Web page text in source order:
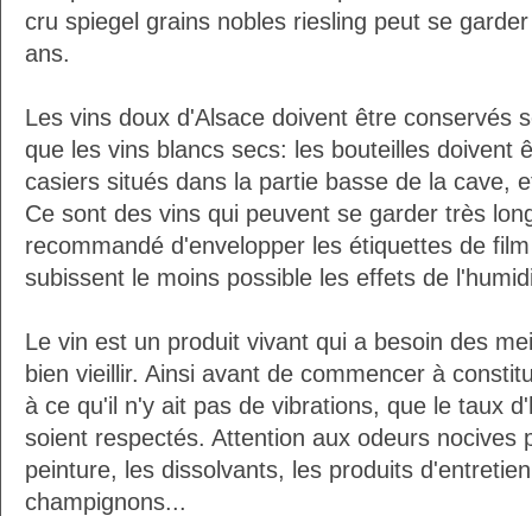
cru spiegel grains nobles riesling peut se
ans.
Les vins doux d'Alsace doivent être conservés
que les vins blancs secs: les bouteilles doivent
casiers situés dans la partie basse de la cave,
Ce sont des vins qui peuvent se garder très
recommandé d'envelopper les étiquettes de
subissent le moins possible les effets de
Le vin est un produit vivant qui a besoin des
bien vieillir. Ainsi avant de commencer à
à ce qu'il n'y ait pas de vibrations, que le taux
soient respectés. Attention aux odeurs nocives
peinture, les dissolvants, les produits
champignons...